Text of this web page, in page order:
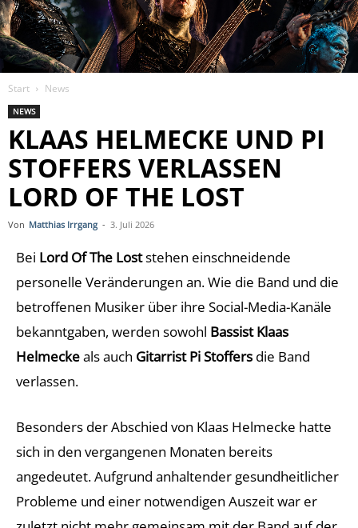
Start News
NEWS
KLAAS HELMECKE UND PI
STOFFERS VERLASSEN
LORD OF THE LOST
Von Matthias Irrgang - 3. Juli 2026
Bei Lord Of The Loststehen einschneidende
personelle Veränderungen an. Wie die Band und die
betroffenen Musiker über ihre Social-Media-Kanäle
bekanntgaben, werden sowohl Bassist Klaas
Helmeckeals auch Gitarrist Pi Stoffers die Band
verlassen.
Besonders der Abschied von Klaas Helmecke hatte
sich in den vergangenen Monaten bereits
angedeutet. Aufgrund anhaltender gesundheitlicher
Probleme und einer notwendigen Auszeit war er